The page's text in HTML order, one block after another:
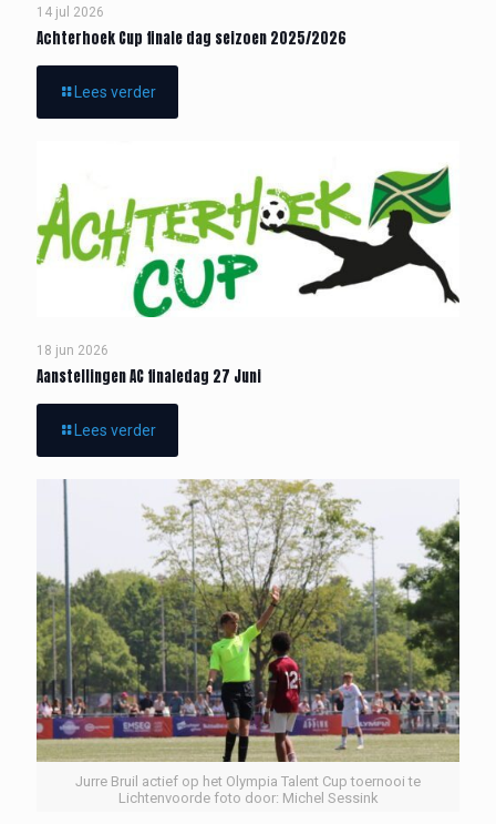
14 jul 2026
Achterhoek Cup finale dag seizoen 2025/2026
Lees verder
18 jun 2026
Aanstellingen AC finaledag 27 Juni
Lees verder
Jurre Bruil actief op het Olympia Talent Cup toernooi te
Lichtenvoorde foto door: Michel Sessink